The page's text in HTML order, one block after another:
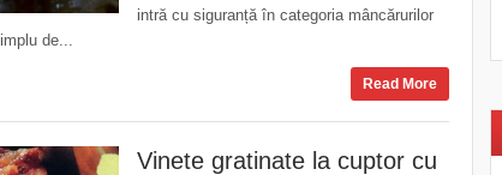
intră cu siguranță în categoria mâncărurilor
de...
Read More
Vinete gratinate la cuptor cu